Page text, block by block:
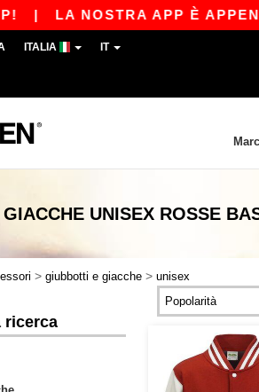
LA NOSTRA APP È APPENA
ITALIA IT
UNISEX ROSSE
> giubbotti e giacche > unisex
ricerca